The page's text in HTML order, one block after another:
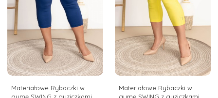
Materiałowe Rybaczki w
Materiałowe Rybaczki w